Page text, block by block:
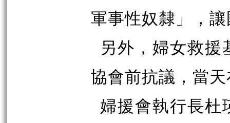
軍事性奴隸」，
另外，婦女救
協會前抗議，當
婦援會執行長杜